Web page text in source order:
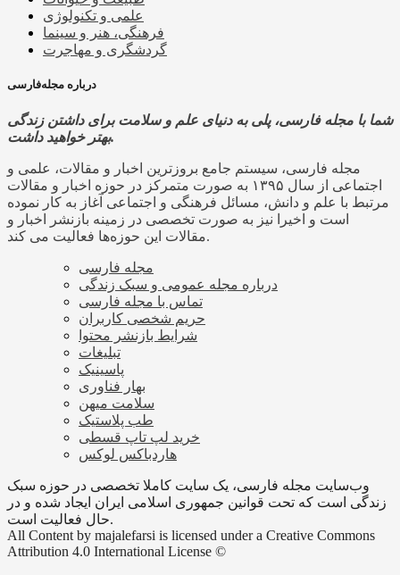
علمی و تکنولوژی
فرهنگی، هنر و سینما
گردشگری و مهاجرت
درباره مجله‌فارسی
شما با مجله فارسی، پلی به دنیای علم و سلامت برای داشتن زندگی
بهتر خواهید داشت.
مجله فارسی، سیستم جامع بروزترین اخبار و مقالات، علمی و
اجتماعی از سال ۱۳۹۵ به صورت متمرکز در حوزه اخبار و مقالات
مرتبط با علم و دانش، مسائل فرهنگی و اجتماعی آغاز به کار نموده
است و اخیرا نیز به صورت تخصصی در زمینه بازنشر اخبار و
مقالات این حوزه‌ها فعالیت می کند.
مجله فارسی
درباره مجله عمومی و سبک زندگی
تماس با مجله فارسی
حریم شخصی کاربران
شرایط بازنشر محتوا
تبلیغات
پاسینیک
بهار فناوری
سلامت میهن
طب پلاستیک
خرید لپ تاپ قسطی
هاردباکس لوکس
وب‌سایت مجله فارسی، یک سایت کاملا تخصصی در حوزه سبک
زندگی است که تحت قوانین جمهوری اسلامی ایران ایجاد شده و در
حال فعالیت است.
All Content by majalefarsi is licensed under a Creative Commons
Attribution 4.0 International License ©️